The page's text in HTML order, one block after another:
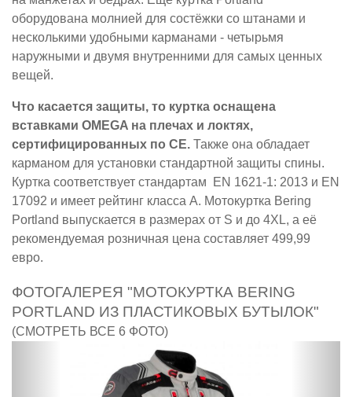
оборудована молнией для состёжки со штанами и
несколькими удобными карманами - четырьмя
наружными и двумя внутренними для самых ценных
вещей.
Что касается защиты, то куртка оснащена
вставками OMEGA на плечах и локтях,
сертифицированных по CE. Также она обладает
карманом для установки стандартной защиты спины.
Куртка соответствует стандартам EN 1621-1: 2013 и EN
17092 и имеет рейтинг класса А. Мотокуртка Bering
Portland выпускается в размерах от S и до 4XL, а её
рекомендуемая розничная цена составляет 499,99
евро.
ФОТОГАЛЕРЕЯ "МОТОКУРТКА BERING
PORTLAND ИЗ ПЛАСТИКОВЫХ БУТЫЛОК"
(СМОТРЕТЬ ВСЕ 6 ФОТО)